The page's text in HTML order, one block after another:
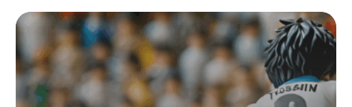
collection pour les passionnés de
Captain Tsubasa
4 juillet 2025